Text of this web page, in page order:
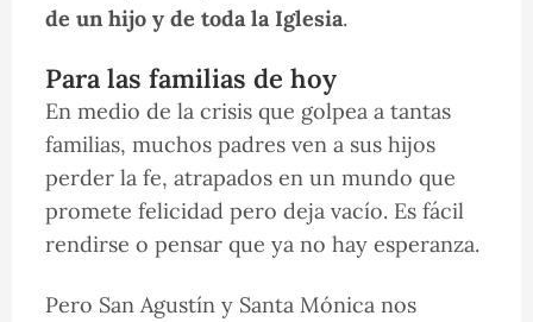
de un hijo y de toda la Iglesia.
Para las familias de hoy
En medio de la crisis que golpea a tantas
familias, muchos padres ven a sus hijos
perder la fe, atrapados en un mundo que
promete felicidad pero deja vacío. Es fácil
rendirse o pensar que ya no hay esperanza.
Pero San Agustín y Santa Mónica nos